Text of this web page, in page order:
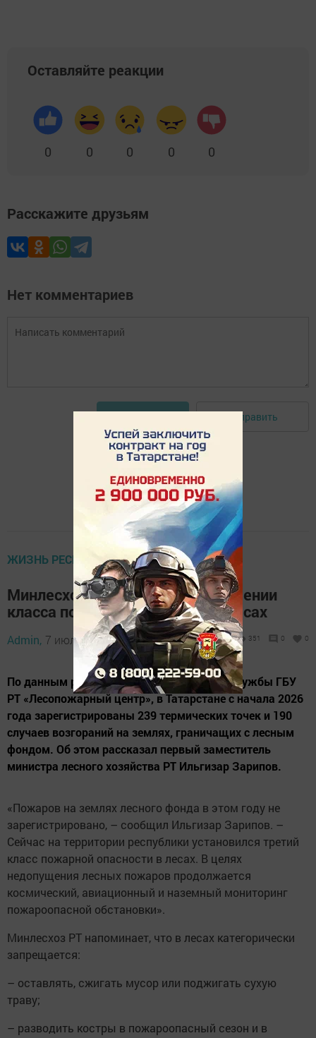
Оставляйте реакции
0 0 0 0 0
Расскажите друзьям
Нет комментариев
Отправить
ЖИЗНЬ РЕСПУБЛИКИ
Минлесхоз РТ сообщил о повышении
класса пожарной опасности в лесах
Admin, 7 июля 2026 - 13:17 351 0 0
По данным региональной диспетчерской службы ГБУ
РТ «Лесопожарный центр», в Татарстане с начала 2026
года зарегистрированы 239 термических точек и 190
случаев возгораний на землях, граничащих с лесным
фондом. Об этом рассказал первый заместитель
министра лесного хозяйства РТ Ильгизар Зарипов.
«Пожаров на землях лесного фонда в этом году не
зарегистрировано, – сообщил Ильгизар Зарипов. –
Сейчас на территории республики установился третий
класс пожарной опасности в лесах. В целях
недопущения лесных пожаров продолжается
космический, авиационный и наземный мониторинг
пожароопасной обстановки».
Минлесхоз РТ напоминает, что в лесах категорически
запрещается:
– оставлять, сжигать мусор или поджигать сухую
траву;
– разводить костры в пожароопасный сезон и в